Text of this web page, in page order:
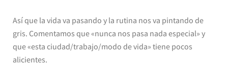
Así que la vida va pasando y la rutina nos va pintando de
gris. Comentamos que «nunca nos pasa nada especial» y
que «esta ciudad/trabajo/modo de vida» tiene pocos
alicientes.